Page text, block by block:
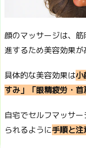
顔のマッサージは、
進するため美容効果が
具体的な美容効果は小
すみ」「眼精疲労・
自宅でセルフマッサ
られるように手順と注